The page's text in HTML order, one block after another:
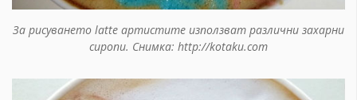
За рисуването latte артистите използват различни захарни
сиропи. Снимка: http://kotaku.com